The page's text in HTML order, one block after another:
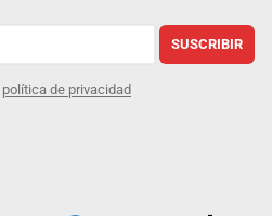
SUSCRIBIR
política de privacidad